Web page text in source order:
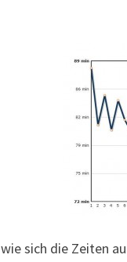
sich die Zeiten